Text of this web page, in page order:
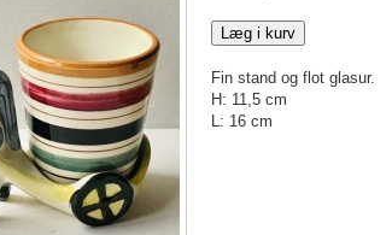
Læg i kurv
Fin stand og flot glasur.
H: 11,5 cm
L: 16 cm